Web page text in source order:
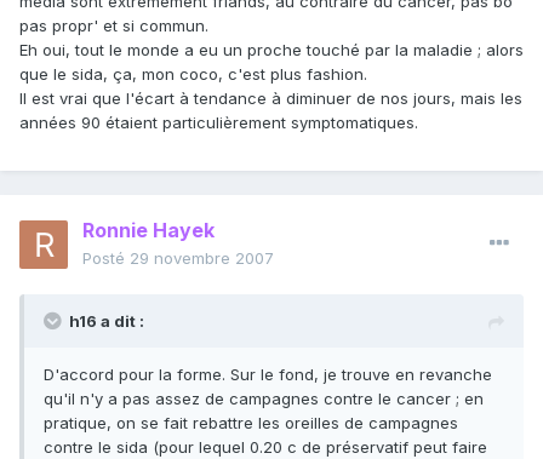
pas propr' et si commun.
Eh oui, tout le monde a eu un proche touché par la maladie ; alors
que le sida, ça, mon coco, c'est plus fashion.
Il est vrai que l'écart à tendance à diminuer de nos jours, mais les
années 90 étaient particulièrement symptomatiques.
Ronnie Hayek
Posté 29 novembre 2007
h16 a dit :
D'accord pour la forme. Sur le fond, je trouve en revanche
qu'il n'y a pas assez de campagnes contre le cancer ; en
pratique, on se fait rebattre les oreilles de campagnes
contre le sida (pour lequel 0.20 c de préservatif peut faire